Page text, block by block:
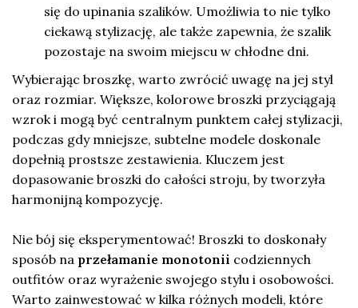
się do upinania szalików. Umożliwia to nie tylko
ciekawą stylizację, ale także zapewnia, że szalik
pozostaje na swoim miejscu w chłodne dni.
Wybierając broszkę, warto zwrócić uwagę na jej styl
oraz rozmiar. Większe, kolorowe broszki przyciągają
wzrok i mogą być centralnym punktem całej stylizacji,
podczas gdy mniejsze, subtelne modele doskonale
dopełnią prostsze zestawienia. Kluczem jest
dopasowanie broszki do całości stroju, by tworzyła
harmonijną kompozycję.
Nie bój się eksperymentować! Broszki to doskonały
sposób na przełamanie monotonii codziennych
outfitów oraz wyrażenie swojego stylu i osobowości.
Warto zainwestować w kilka różnych modeli, które